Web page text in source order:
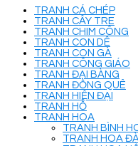
TRANH CÁ CHÉP
TRANH CÂY TRE
TRANH CHIM CÔNG
TRANH CON DÊ
TRANH CON GÀ
TRANH CÔNG GIÁO
TRANH ĐẠI BÀNG
TRANH ĐỒNG QUÊ
TRANH HIỆN ĐẠI
TRANH HỔ
TRANH HOA
TRANH BÌNH
TRANH HOA